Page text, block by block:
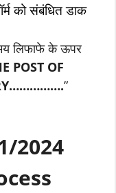
को संबंधित डाक
लिफाफे के ऊपर
POST OF
”
2024